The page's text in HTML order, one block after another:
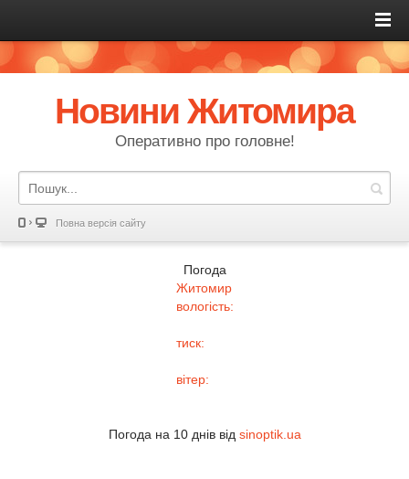
Новини Житомира
Оперативно про головне!
Повна версія сайту
Погода
Житомир
вологість:
тиск:
вітер:
Погода на 10 днів від sinoptik.ua